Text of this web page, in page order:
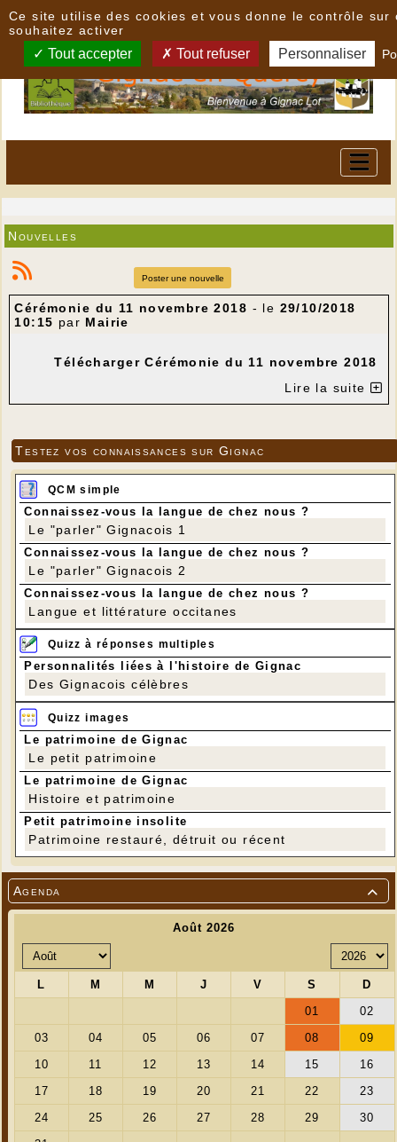

Agenda
Nouvelles
Poster une nouvelle
Cérémonie du 11 novembre 2018 - le 29/10/2018
10:15 par Mairie
Télécharger Cérémonie du 11 novembre 2018
Lire la suite
Testez vos connaissances sur Gignac
QCM simple
Connaissez-vous la langue de chez nous ?
Le "parler" Gignacois 1
Connaissez-vous la langue de chez nous ?
Le "parler" Gignacois 2
Connaissez-vous la langue de chez nous ?
Langue et littérature occitanes
Quizz à réponses multiples
Personnalités liées à l'histoire de Gignac
Des Gignacois célèbres
Quizz images
Le patrimoine de Gignac
Le petit patrimoine
Le patrimoine de Gignac
Histoire et patrimoine
Petit patrimoine insolite
Patrimoine restauré, détruit ou récent
Ce site utilise des cookies et vous donne le contrôle sur
souhaitez activer
Tout accepter Tout refuser Personnaliser